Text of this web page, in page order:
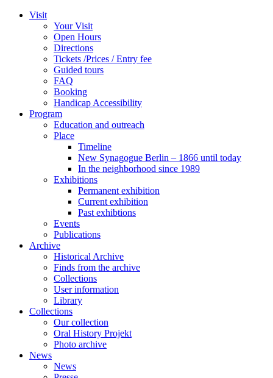
Visit
Your Visit
Open Hours
Directions
Tickets /Prices / Entry fee
Guided tours
FAQ
Booking
Handicap Accessibility
Program
Education and outreach
Place
Timeline
New Synagogue Berlin – 1866 until today
In the neighborhood since 1989
Exhibitions
Permanent exhibition
Current exhibition
Past exhibtions
Events
Publications
Archive
Historical Archive
Finds from the archive
Collections
User information
Library
Collections
Our collection
Oral History Projekt
Photo archive
News
News